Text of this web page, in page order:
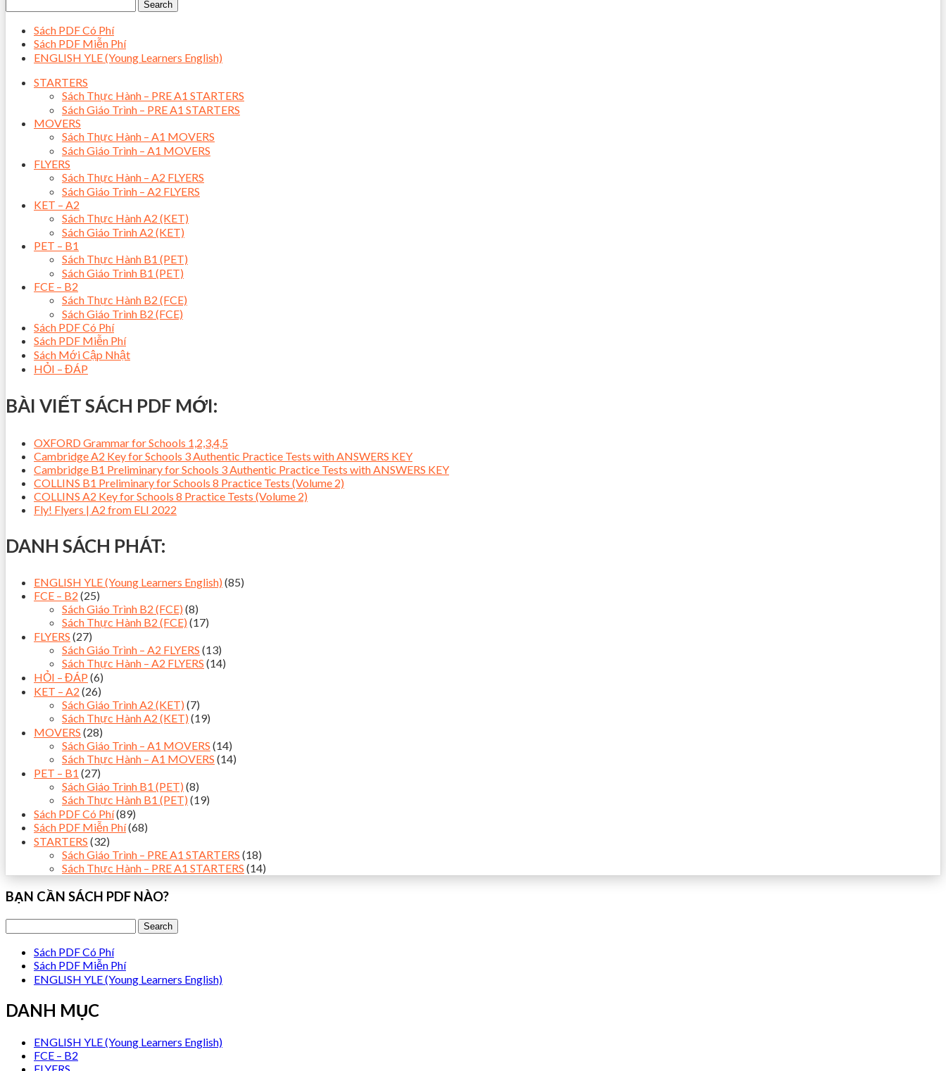
Sách PDF Có Phí
Sách PDF Miễn Phí
ENGLISH YLE (Young Learners English)
STARTERS
Sách Thực Hành – PRE A1 STARTERS
Sách Giáo Trình – PRE A1 STARTERS
MOVERS
Sách Thực Hành – A1 MOVERS
Sách Giáo Trình – A1 MOVERS
FLYERS
Sách Thực Hành – A2 FLYERS
Sách Giáo Trình – A2 FLYERS
KET – A2
Sách Thực Hành A2 (KET)
Sách Giáo Trình A2 (KET)
PET – B1
Sách Thực Hành B1 (PET)
Sách Giáo Trình B1 (PET)
FCE – B2
Sách Thực Hành B2 (FCE)
Sách Giáo Trình B2 (FCE)
Sách PDF Có Phí
Sách PDF Miễn Phí
Sách Mới Cập Nhật
HỎI – ĐÁP
BÀI VIẾT SÁCH PDF MỚI:
OXFORD Grammar for Schools 1,2,3,4,5
Cambridge A2 Key for Schools 3 Authentic Practice Tests with ANSWERS KEY
Cambridge B1 Preliminary for Schools 3 Authentic Practice Tests with ANSWERS KEY
COLLINS B1 Preliminary for Schools 8 Practice Tests (Volume 2)
COLLINS A2 Key for Schools 8 Practice Tests (Volume 2)
Fly! Flyers | A2 from ELI 2022
DANH SÁCH PHÁT:
ENGLISH YLE (Young Learners English) (85)
FCE – B2 (25)
Sách Giáo Trình B2 (FCE) (8)
Sách Thực Hành B2 (FCE) (17)
FLYERS (27)
Sách Giáo Trình – A2 FLYERS (13)
Sách Thực Hành – A2 FLYERS (14)
HỎI – ĐÁP (6)
KET – A2 (26)
Sách Giáo Trình A2 (KET) (7)
Sách Thực Hành A2 (KET) (19)
MOVERS (28)
Sách Giáo Trình – A1 MOVERS (14)
Sách Thực Hành – A1 MOVERS (14)
PET – B1 (27)
Sách Giáo Trình B1 (PET) (8)
Sách Thực Hành B1 (PET) (19)
Sách PDF Có Phí(89)
Sách PDF Miễn Phí(68)
STARTERS (32)
Sách Giáo Trình – PRE A1 STARTERS (18)
Sách Thực Hành – PRE A1 STARTERS (14)
BẠN CẦN SÁCH PDF NÀO?
Sách PDF Có Phí
Sách PDF Miễn Phí
ENGLISH YLE (Young Learners English)
DANH MỤC
ENGLISH YLE (Young Learners English)
FCE – B2
FLYERS